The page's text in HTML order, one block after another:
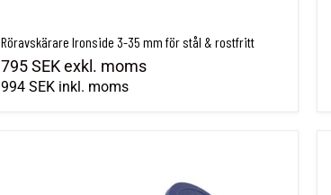
Röravskärare Ironside 3-35 mm för stål & rostfritt
795 SEKexkl. moms
994 SEK inkl. moms